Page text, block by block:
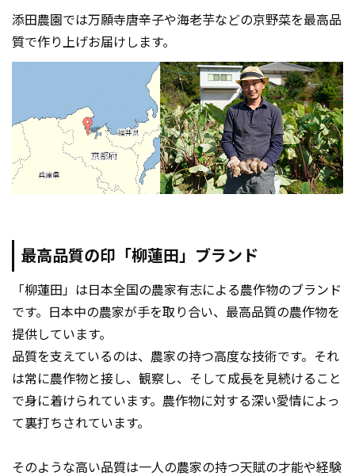
添田農園では万願寺唐辛子や海老芋などの京野菜を最高品
質で作り上げお届けします。
最高品質の印「柳蓮田」ブランド
「柳蓮田」は日本全国の農家有志による農作物のブランド
です。日本中の農家が手を取り合い、最高品質の農作物を
提供しています。
品質を支えているのは、農家の持つ高度な技術です。それ
は常に農作物と接し、観察し、そして成長を見続けること
で身に着けられています。農作物に対する深い愛情によっ
て裏打ちされています。
そのような高い品質は一人の農家の持つ天賦の才能や経験